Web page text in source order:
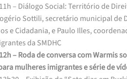
– Diálogo Social: Território de
Sottili, secretário municipal de
e Cidadania, e Paulo Illes,
da SMDHC
– Roda de conversa com Warmis
mulheres imigrantes e série de